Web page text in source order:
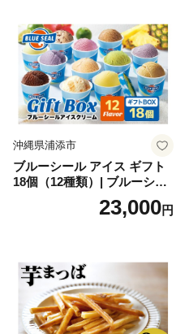
沖縄県浦添市
ブルーシール アイス ギフト
18個（12種類）| ブルーシー
ルアイス ブルーシールアイ
スクリーム 着日指定可能 送
誕生日 カップ 詰め合わせ バ
ラエティ | バニラ チョコレー
ト ストロベリー ピスタチオ
バニラ＆クッキー ウベ 沖縄
紅イモ 塩ちんすこう 沖縄シ
23,000円